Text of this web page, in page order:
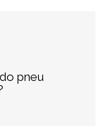
pneu